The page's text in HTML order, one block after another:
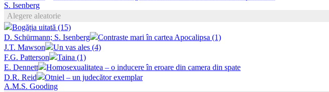
S. Isenberg
Alegere aleatorie
Bogăția uitată (15)
D. Schürmann; S. Isenberg
Contraste mari în cartea Apocalipsa (1)
J.T. Mawson
Un vas ales (4)
F.G. Patterson
Taina (1)
E. Dennett
Homosexualitatea – o inducere în eroare din camera din spate
D.R. Reid
Otniel – un judecător exemplar
A.M.S. Gooding